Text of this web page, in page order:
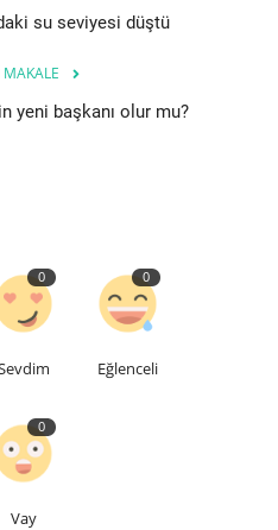
su seviyesi düştü
MAKALE
yeni başkanı olur mu?
0 0
Eğlenceli
0
Vay